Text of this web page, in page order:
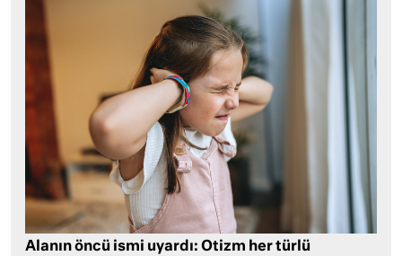
Alanın öncü ismi uyardı: Otizm her türlü